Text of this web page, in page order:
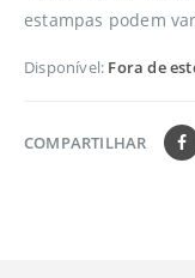
estampas podem
Disponível: Fora de
COMPARTILHAR